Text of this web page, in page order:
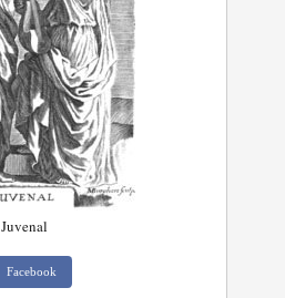
Juvenal
Facebook